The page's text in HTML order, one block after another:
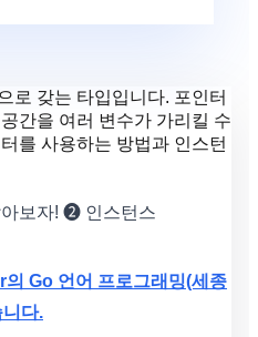
로 갖는 타입입니다. 포인터
간을 여러 변수가 가리킬 수
를 사용하는 방법과 인스턴
아보자! ❷ 인스턴스
Go 언어 프로그래밍(세종
다.